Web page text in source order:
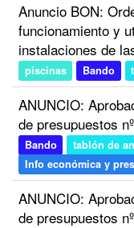
Anuncio BON:
funcionamiento y
instalaciones de
piscinas Bando
ANUNCIO:
de presupuestos
Bando
tablón de
Info económica y
ANUNCIO:
de presupuestos